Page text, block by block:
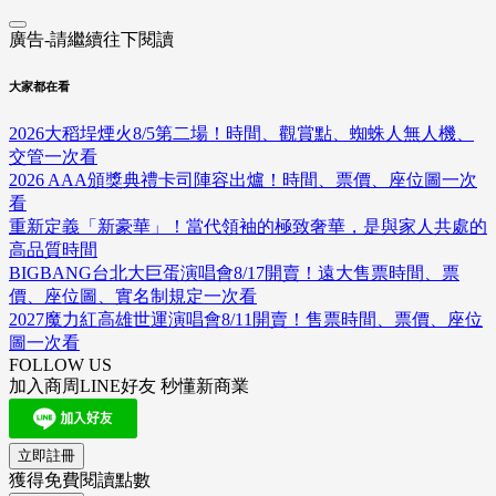
廣告-請繼續往下閱讀
大家都在看
2026大稻埕煙火8/5第二場！時間、觀賞點、蜘蛛人無人機、
交管一次看
2026 AAA頒獎典禮卡司陣容出爐！時間、票價、座位圖一次
看
重新定義「新豪華」！當代領袖的極致奢華，是與家人共處的
高品質時間
BIGBANG台北大巨蛋演唱會8/17開賣！遠大售票時間、票
價、座位圖、實名制規定一次看
2027魔力紅高雄世運演唱會8/11開賣！售票時間、票價、座位
圖一次看
FOLLOW US
加入商周LINE好友 秒懂新商業
立即註冊
獲得免費閱讀點數